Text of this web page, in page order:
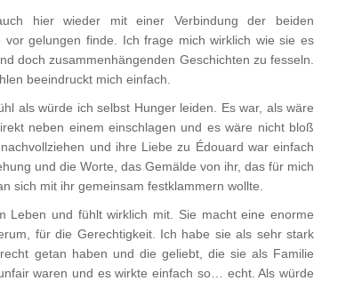
hier wieder mit einer Verbindung der beiden
gelungen finde. Ich frage mich wirklich wie sie es
doch zusammenhängenden Geschichten zu fesseln.
beeindruckt mich einfach.
als würde ich selbst Hunger leiden. Es war, als wäre
neben einem einschlagen und es wäre nicht bloß
und ihre Liebe zu Édouard war einfach
und die Worte, das Gemälde von ihr, das für mich
sich mit ihr gemeinsam festklammern wollte.
Leben und fühlt wirklich mit. Sie macht eine enorme
für die Gerechtigkeit. Ich habe sie als sehr stark
getan haben und die geliebt, die sie als Familie
waren und es wirkte einfach so… echt. Als würde